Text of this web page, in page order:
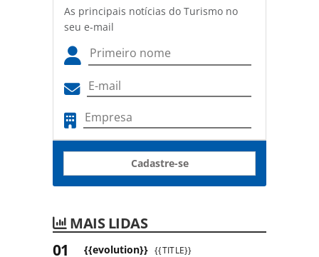
As principais notícias do Turismo no
seu e-mail
Cadastre-se
MAIS LIDAS
{{evolution}} {{TITLE}}